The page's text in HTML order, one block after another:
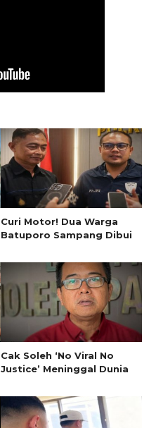
Curi Motor! Dua Warga
Batuporo Sampang Dibui
Cak Soleh ‘No Viral No
Justice’ Meninggal Dunia